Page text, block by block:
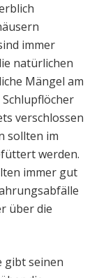
immer
natürlichen
Mängel am
verschlossen
sollten im
werden.
immer gut
über die
gibt seinen